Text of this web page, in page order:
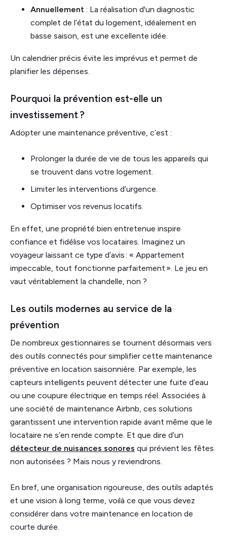
Annuellement : La réalisation d'un diagnostic
complet de l’état du logement, idéalement en
basse saison, est une excellente idée.
Un calendrier précis évite les imprévus et permet de
planifier les dépenses.
Pourquoi la prévention est-elle un
investissement ?
Adopter une maintenance préventive, c’est :
Prolonger la durée de vie de tous les appareils qui
se trouvent dans votre logement.
Limiter les interventions d’urgence.
Optimiser vos revenus locatifs.
En effet, une propriété bien entretenue inspire
confiance et fidélise vos locataires. Imaginez un
voyageur laissant ce type d’avis : « Appartement
impeccable, tout fonctionne parfaitement ». Le jeu en
vaut véritablement la chandelle, non ?
Les outils modernes au service de la
prévention
De nombreux gestionnaires se tournent désormais vers
des outils connectés pour simplifier cette maintenance
préventive en location saisonnière. Par exemple, les
capteurs intelligents peuvent détecter une fuite d’eau
ou une coupure électrique en temps réel. Associées à
une société de maintenance Airbnb, ces solutions
garantissent une intervention rapide avant même que le
locataire ne s’en rende compte. Et que dire d’un
détecteur de nuisances sonores qui prévient les fêtes
non autorisées ? Mais nous y reviendrons.
En bref, une organisation rigoureuse, des outils adaptés
et une vision à long terme, voilà ce que vous devez
considérer dans votre maintenance en location de
courte durée.